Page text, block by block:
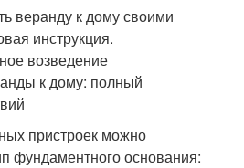
пристроек можно
фундаментного основания: